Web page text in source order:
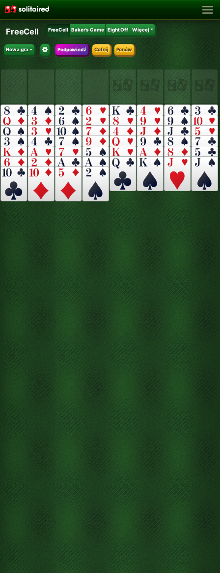
FreeCell FreeCell Baker's Game Eight Off Więcej
Nowa gra Podpowiedź Cofnij Ponów